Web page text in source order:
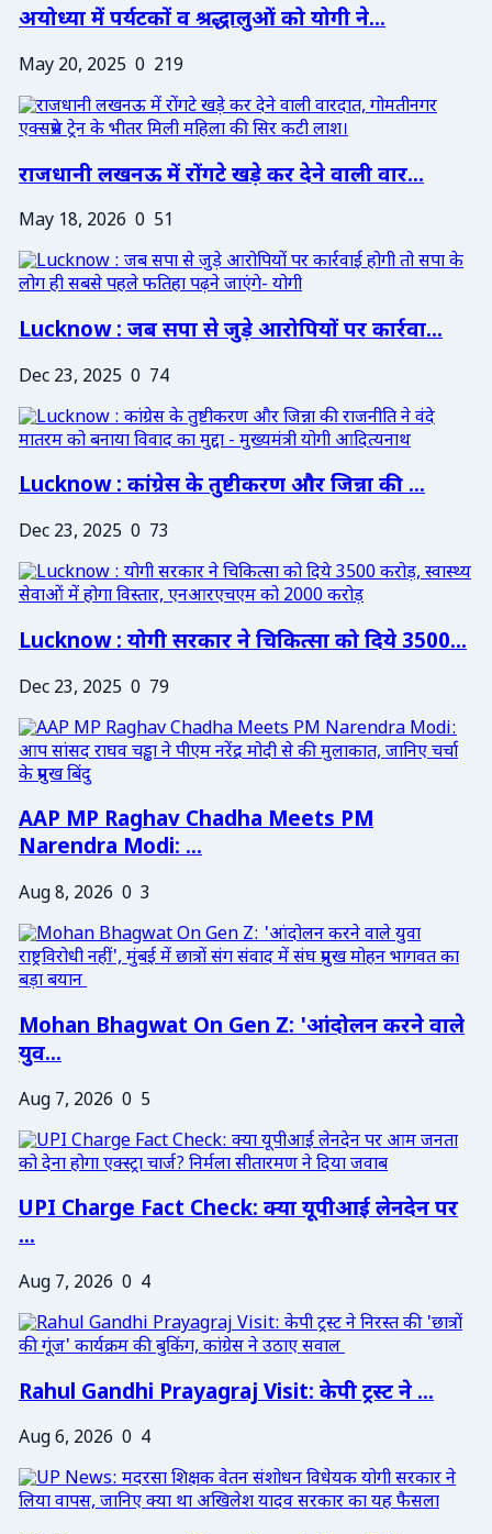
अयोध्या में पर्यटकों व श्रद्धालुओं को योगी ने...
May 20, 2025 0 219
राजधानी लखनऊ में रोंगटे खड़े कर देने वाली वार...
May 18, 2026 0 51
Lucknow : जब सपा से जुड़े आरोपियों पर कार्रवा...
Dec 23, 2025 0 74
Lucknow : कांग्रेस के तुष्टीकरण और जिन्ना की ...
Dec 23, 2025 0 73
Lucknow : योगी सरकार ने चिकित्सा को दिये 3500...
Dec 23, 2025 0 79
AAP MP Raghav Chadha Meets PM
Narendra Modi: ...
Aug 8, 2026 0 3
Mohan Bhagwat On Gen Z: 'आंदोलन करने वाले
युव...
Aug 7, 2026 0 5
UPI Charge Fact Check: क्या यूपीआई लेनदेन पर
...
Aug 7, 2026 0 4
Rahul Gandhi Prayagraj Visit: केपी ट्रस्ट ने ...
Aug 6, 2026 0 4